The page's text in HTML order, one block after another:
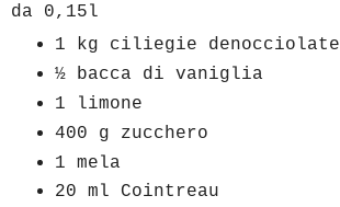
da 0,15l
1 kg ciliegie denocciolate
½ bacca di vaniglia
1 limone
400 g zucchero
1 mela
20 ml Cointreau